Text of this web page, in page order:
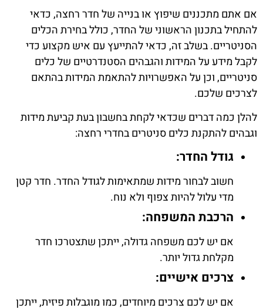
אם אתם מתכננים שיפוץ או בנייה של חדר רחצה, כדאי
להתחיל בתכנון הראשוני של החדר, כולל בחירת הכלים
הסניטריים. בשלב זה, כדאי להתייעץ עם איש מקצוע כדי
לקבל מידע על המידות והגבהים הסטנדרטיים של כלים
סניטריים, וכן על האפשרויות להתאמת המידות בהתאם
לצרכים שלכם.
להלן כמה דברים שכדאי לקחת בחשבון בעת קביעת מידות
וגבהים להתקנת כלים סניטרים בחדרי רחצה:
גודל החדר:
חשוב לבחור מידות שמתאימות לגודל החדר. חדר קטן
מדי עלול להיות צפוף ולא נוח.
הרכבת המשפחה:
אם יש לכם משפחה גדולה, ייתכן שתצטרכו חדר
מקלחת גדול יותר.
צרכים אישיים:
אם יש לכם צרכים מיוחדים, כמו מוגבלות פיזית, ייתכן